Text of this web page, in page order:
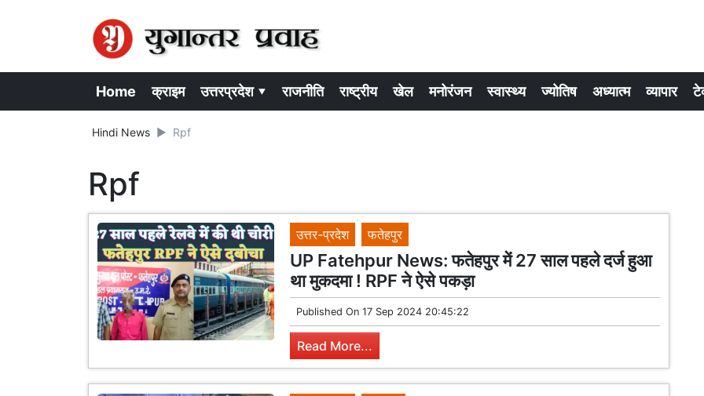
Home क्राइम उत्तरप्रदेश ▾ राजनीति राष्ट्रीय खेल मनोरंजन स्वास्थ्य ज्योतिष अध्यात्म व्यापार
Hindi News Rpf
Rpf
उत्तर-प्रदेश फतेहपुर
UP Fatehpur News: फतेहपुर में 27 साल पहले दर्ज हुआ
था मुकदमा ! RPF ने ऐसे पकड़ा
Published On 17 Sep 2024 20:45:22
Read More...